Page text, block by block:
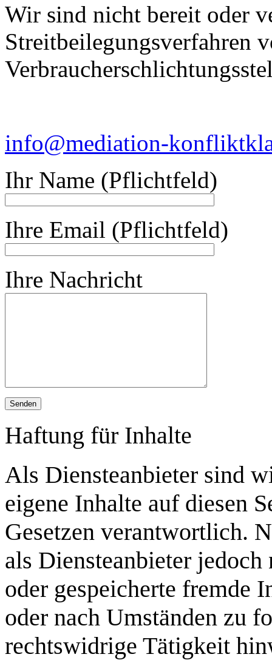
Wir sind nicht bereit oder
Streitbeilegungsverfahren
info@mediation-
Ihr Name (Pflichtfeld)
Ihre Email (Pflichtfeld)
Ihre Nachricht
Haftung für Inhalte
Als Diensteanbieter sind
eigene Inhalte auf diesen
Gesetzen verantwortlich.
als Diensteanbieter
oder gespeicherte fremde
oder nach Umständen zu
rechtswidrige Tätigkeit